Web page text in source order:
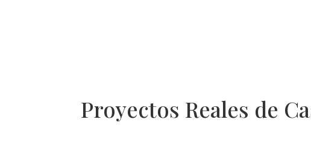
Proyectos Reales de